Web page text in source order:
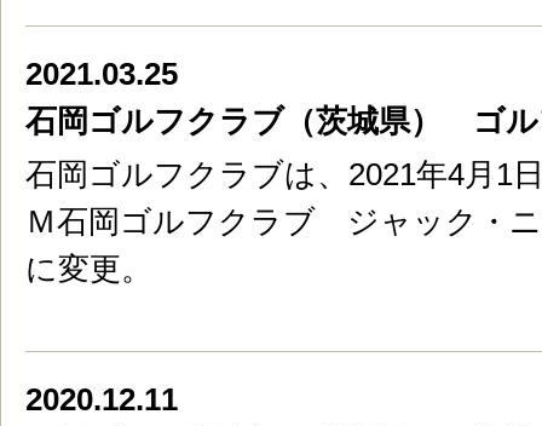
2021.03.25
石岡ゴルフクラブ（茨城県） ゴル
石岡ゴルフクラブは、2021年4月1
Ｍ石岡ゴルフクラブ ジャック・
に変更。
2020.12.11